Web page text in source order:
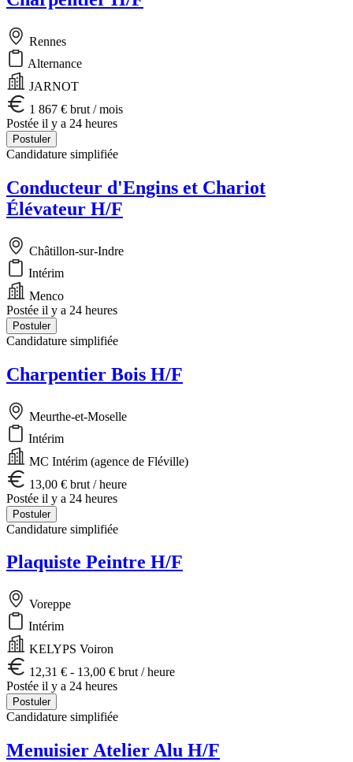
Rennes
Alternance
JARNOT
1 867 € brut / mois
Postée il y a 24 heures
Postuler
Candidature simplifiée
Conducteur d'Engins et Chariot
Élévateur H/F
Châtillon-sur-Indre
Intérim
Menco
Postée il y a 24 heures
Postuler
Candidature simplifiée
Charpentier Bois H/F
Meurthe-et-Moselle
Intérim
MC Intérim (agence de Fléville)
13,00 € brut / heure
Postée il y a 24 heures
Postuler
Candidature simplifiée
Plaquiste Peintre H/F
Voreppe
Intérim
KELYPS Voiron
12,31 € - 13,00 € brut / heure
Postée il y a 24 heures
Postuler
Candidature simplifiée
Menuisier Atelier Alu H/F